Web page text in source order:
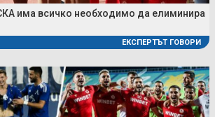
има всичко необходимо да елиминира
ЕКСПЕРТЪТ ГОВОРИ